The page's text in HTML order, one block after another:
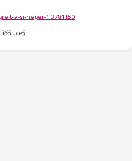
a-si-neger-1.3781150